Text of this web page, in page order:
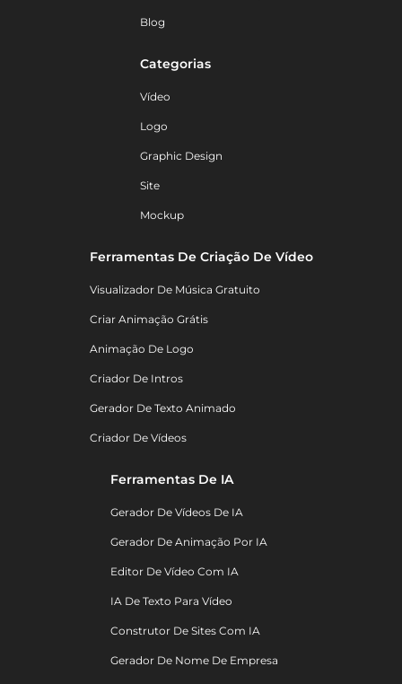
Blog
Categorias
Vídeo
Logo
Graphic Design
Site
Mockup
Ferramentas De Criação De Vídeo
Visualizador De Música Gratuito
Criar Animação Grátis
Animação De Logo
Criador De Intros
Gerador De Texto Animado
Criador De Vídeos
Ferramentas De IA
Gerador De Vídeos De IA
Gerador De Animação Por IA
Editor De Vídeo Com IA
IA De Texto Para Vídeo
Construtor De Sites Com IA
Gerador De Nome De Empresa